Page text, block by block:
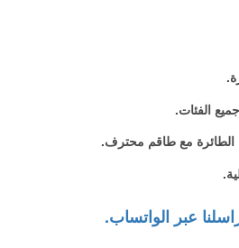
الفئات.
مع طاقم محترف.
عبر الواتساب.